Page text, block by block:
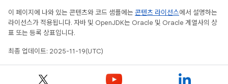
이 페이지에 나와 있는 콘텐츠와 코드 샘플에는 콘텐츠 라이선스에서 설명하는
라이선스가 적용됩니다. 자바 및 OpenJDK는 Oracle 및 Oracle 계열사의 상
표 또는 등록 상표입니다.
최종 업데이트: 2025-11-19(UTC)